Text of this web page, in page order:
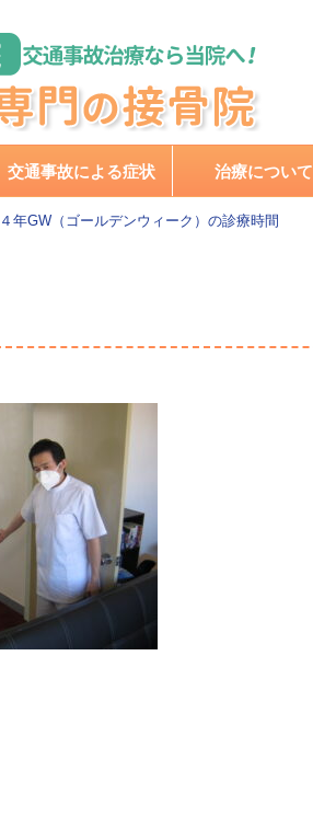
交通事故による症状 治療について
年GW（ゴールデンウィーク）の診療時間